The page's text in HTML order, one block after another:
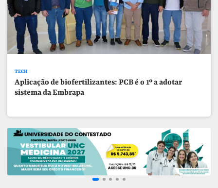
TECH
Aplicação de biofertilizantes: PCB é o 1º a adotar
sistema da Embrapa